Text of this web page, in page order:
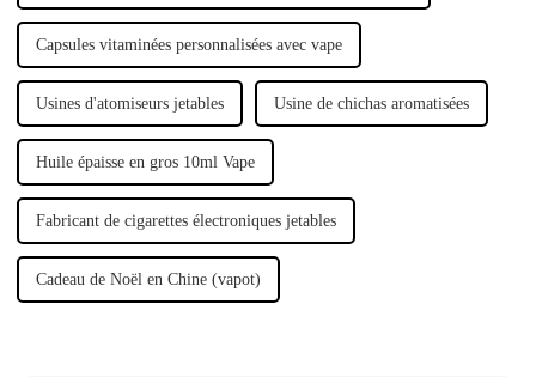
Capsules vitaminées personnalisées avec vape
Usines d'atomiseurs jetables Usine de chichas aromatisées
Huile épaisse en gros 10ml Vape
Fabricant de cigarettes électroniques jetables
Cadeau de Noël en Chine (vapot)